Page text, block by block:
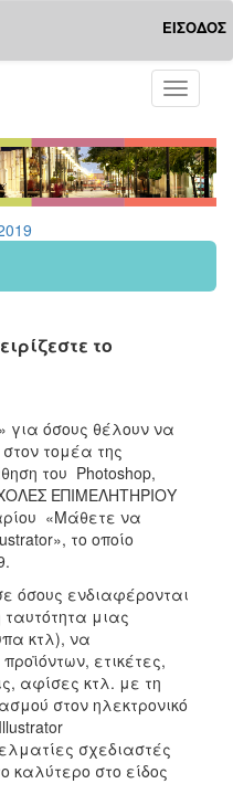
ΕΙΣΟΔΟΣ
Toggle
το
για όσους θέλουν να
τομέα της
του Photoshop,
ΕΠΙΜΕΛΗΤΗΡΙΟΥ
«Μάθετε να
το οποίο
όσους ενδιαφέρονται
μιας
κτλ), να
ετικέτες,
αφίσες κτλ. με τη
στον ηλεκτρονικό
σχεδιαστές
καλύτερο στο είδος